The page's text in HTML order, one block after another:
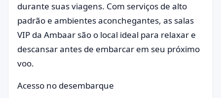
durante suas viagens. Com serviços de alto
padrão e ambientes aconchegantes, as salas
VIP da Ambaar são o local ideal para relaxar e
descansar antes de embarcar em seu próximo
voo.
Acesso no desembarque